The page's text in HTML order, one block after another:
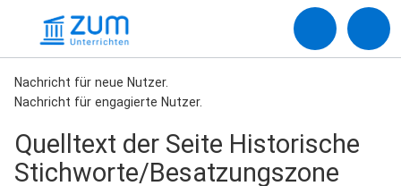
Nachricht für neue Nutzer.
Nachricht für engagierte Nutzer.
Quelltext der Seite Historische
Stichworte/Besatzungszone